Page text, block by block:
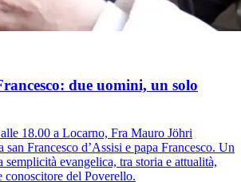
due uomini, un solo
18.00 a Locarno, Fra Mauro Jöhri
san Francesco d’Assisi e papa Francesco. Un
evangelica, tra storia e attualità,
conoscitore del Poverello.